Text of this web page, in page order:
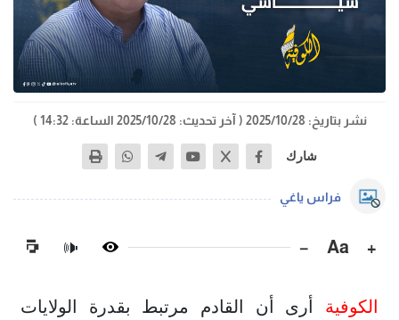
نشر بتاريخ: 2025/10/28 ( آخر تحديث: 2025/10/28 الساعة: 14:32 )
شارك
فراس ياغي
+
Aa
−
🔊
الكوفية أرى أن القادم مرتبط بقدرة الولايات